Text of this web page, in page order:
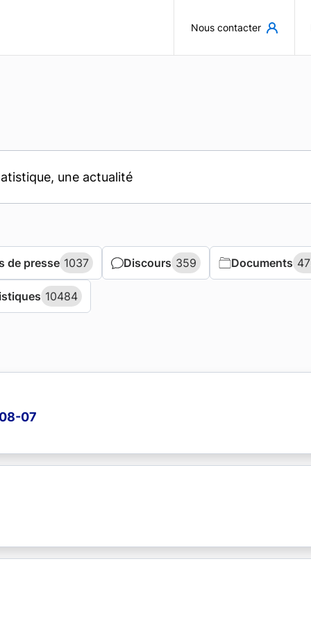
Nous contacter
de presse 1037
de presse 1037 Discours 359
Discours 359 Documents
Documents
10484
10484
07